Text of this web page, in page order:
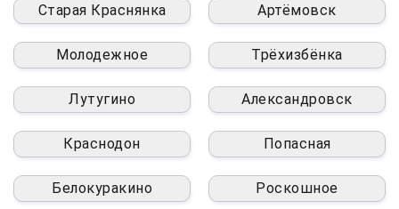
Старая Краснянка Артёмовск
Молодежное Трёхизбёнка
Лутугино Александровск
Краснодон Попасная
Белокуракино Роскошное